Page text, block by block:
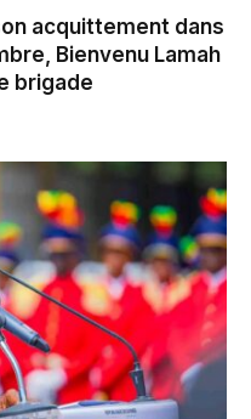
acquittement dans
Bienvenu Lamah
brigade